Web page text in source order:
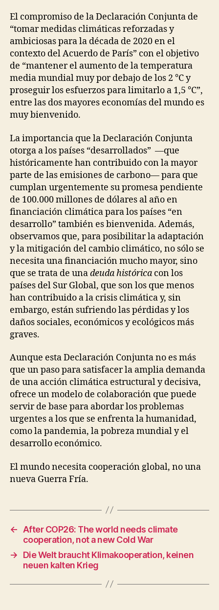
El compromiso de la Declaración Conjunta de
“tomar medidas climáticas reforzadas y
ambiciosas para la década de 2020 en el
contexto del Acuerdo de París” con el objetivo
de “mantener el aumento de la temperatura
media mundial muy por debajo de los 2 °C y
proseguir los esfuerzos para limitarlo a 1,5 °C”,
entre las dos mayores economías del mundo es
muy bienvenido.
La importancia que la Declaración Conjunta
otorga a los países “desarrollados” —que
históricamente han contribuido con la mayor
parte de las emisiones de carbono— para que
cumplan urgentemente su promesa pendiente
de 100.000 millones de dólares al año en
financiación climática para los países “en
desarrollo” también es bienvenida. Además,
observamos que, para posibilitar la adaptación
y la mitigación del cambio climático, no sólo se
necesita una financiación mucho mayor, sino
que se trata de unadeuda histórica con los
países del Sur Global, que son los que menos
han contribuido a la crisis climática y, sin
embargo, están sufriendo las pérdidas y los
daños sociales, económicos y ecológicos más
graves.
Aunque esta Declaración Conjunta no es más
que un paso para satisfacer la amplia demanda
de una acción climática estructural y decisiva,
ofrece un modelo de colaboración que puede
servir de base para abordar los problemas
urgentes a los que se enfrenta la humanidad,
como la pandemia, la pobreza mundial y el
desarrollo económico.
El mundo necesita cooperación global, no una
nueva Guerra Fría.
←
After COP26: The world needs climate
cooperation, not a new Cold War
→
Die Welt braucht Klimakooperation, keinen
neuen kalten Krieg